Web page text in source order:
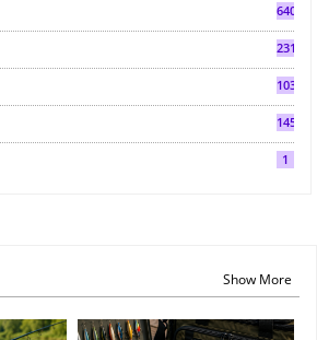
640
2317
103
145
1
Show More